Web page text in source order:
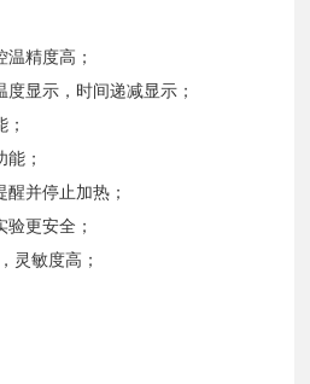
温精度高；
度显示，时间递减显示；
；
能；
醒并停止加热；
验更安全；
灵敏度高；